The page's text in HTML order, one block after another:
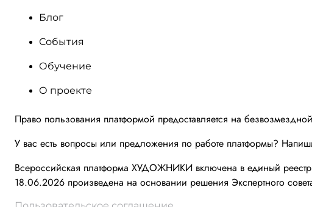
Блог
События
Обучение
О проекте
Право пользования платформой предоставляется на
У вас есть вопросы или предложения по работе платформы?
Всероссийская платформа ХУДОЖНИКИ включена в единый
18.06.2026 произведена на основании решения Экспертного